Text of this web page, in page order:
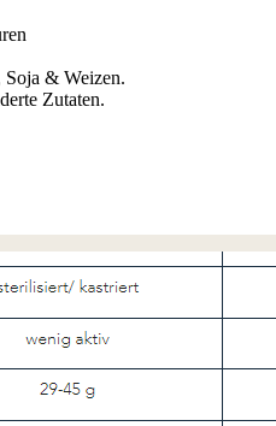
& Weizen.
Zutaten.